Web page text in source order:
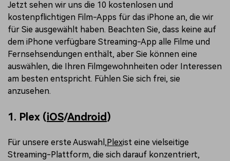
Jetzt sehen wir uns die 10 kostenlosen und
kostenpflichtigen Film-Apps für das iPhone an, die wir
für Sie ausgewählt haben. Beachten Sie, dass keine auf
dem iPhone verfügbare Streaming-App alle Filme und
Fernsehsendungen enthält, aber Sie können eine
auswählen, die Ihren Filmgewohnheiten oder Interessen
am besten entspricht. Fühlen Sie sich frei, sie
anzusehen.
1. Plex (iOS/Android)
Für unsere erste Auswahl,Plexist eine vielseitige
Streaming-Plattform, die sich darauf konzentriert,